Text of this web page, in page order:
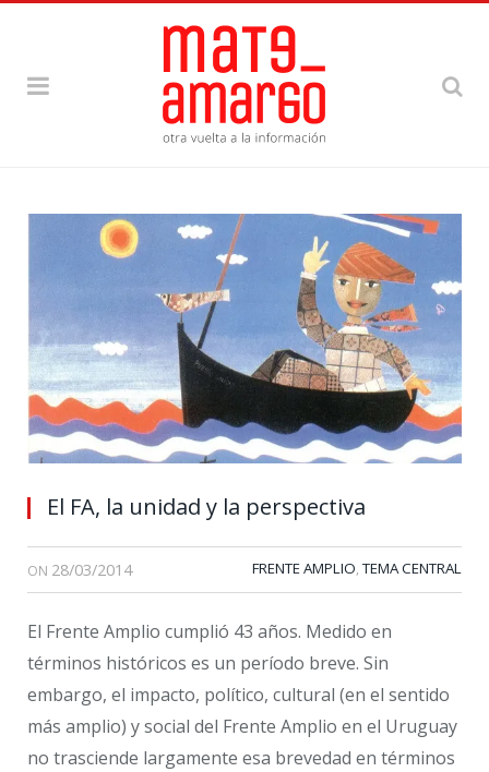
El FA, la unidad y la perspectiva
ON 28/03/2014 FRENTE AMPLIO,TEMA CENTRAL
El Frente Amplio cumplió 43 años. Medido en
términos históricos es un período breve. Sin
embargo, el impacto, político, cultural (en el sentido
más amplio) y social del Frente Amplio en el Uruguay
no trasciende largamente esa brevedad en términos